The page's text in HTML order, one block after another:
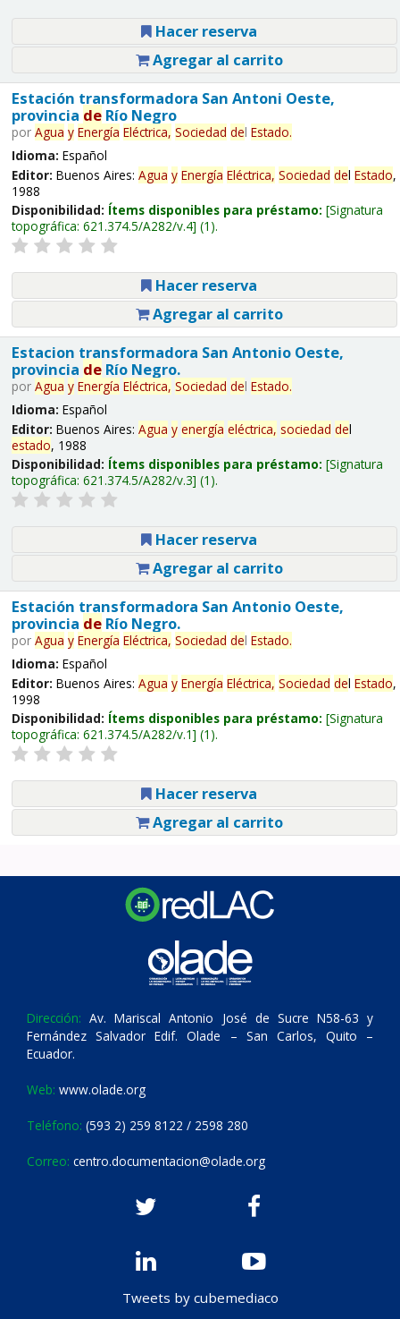
Hacer reserva
Agregar al carrito
Estación transformadora San Antoni Oeste,
provincia deRío Negro
por Agua y Energía Eléctrica, Sociedad del Estado.
Idioma: Español
Editor: Buenos Aires: Agua y Energía Eléctrica, Sociedad del Estado,
1988
Disponibilidad: Ítems disponibles para préstamo: Signatura
topográfica: 621.374.5/A282/v.4 (1).
Hacer reserva
Agregar al carrito
Estacion transformadora San Antonio Oeste,
provincia deRío Negro.
por Agua y Energía Eléctrica, Sociedad del Estado.
Idioma: Español
Editor: Buenos Aires: Agua y energía eléctrica, sociedad del
estado, 1988
Disponibilidad: Ítems disponibles para préstamo: Signatura
topográfica: 621.374.5/A282/v.3 (1).
Hacer reserva
Agregar al carrito
Estación transformadora San Antonio Oeste,
provincia deRío Negro.
por Agua y Energía Eléctrica, Sociedad del Estado.
Idioma: Español
Editor: Buenos Aires: Agua y Energía Eléctrica, Sociedad del Estado,
1998
Disponibilidad: Ítems disponibles para préstamo: Signatura
topográfica: 621.374.5/A282/v.1 (1).
Hacer reserva
Agregar al carrito
Dirección: Av. Mariscal Antonio José de Sucre N58-63 y
Fernández Salvador Edif. Olade – San Carlos, Quito –
Ecuador.
Web: www.olade.org
Teléfono: (593 2) 259 8122 / 2598 280
Correo: centro.documentacion@olade.org
Tweets by cubemediaco